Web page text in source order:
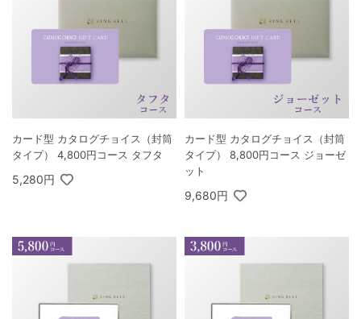
カード型 カタログチョイス（封筒
タイプ） 4,800円コース タフタ
5,280円
カード型 カタログチョイス（封筒
タイプ） 8,800円コース ジョーゼ
ット
9,680円